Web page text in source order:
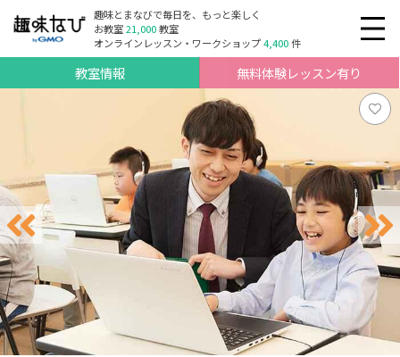
趣味とまなびで毎日を、もっと楽しく
お教室21,000教室
オンラインレッスン・ワークショップ4,400件
教室情報 無料体験レッスン有り